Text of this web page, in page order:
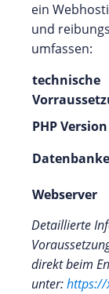
ein
und
umfassen:
technische
PHP Version
Webserver
Detaillierte
direkt beim
unter:https://